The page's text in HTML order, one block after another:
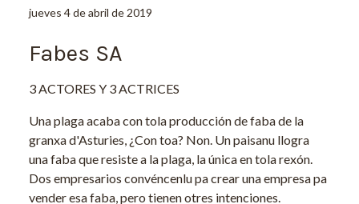
jueves 4 de abril de 2019
Fabes SA
3 ACTORES Y 3 ACTRICES
Una plaga acaba con tola producción de faba de la
granxa d'Asturies, ¿Con toa? Non. Un paisanu llogra
una faba que resiste a la plaga, la única en tola rexón.
Dos empresarios convéncenlu pa crear una empresa pa
vender esa faba, pero tienen otres intenciones.